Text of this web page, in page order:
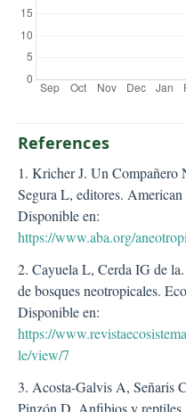
References
1. Kricher J. Un Compañero
Segura L, editores.
Disponible en:
https://www.aba.org/
2. Cayuela L, Cerda IG de
de bosques neotropicales.
Disponible en:
https://
le/view/7
3. Acosta-Galvis A, Señaris
Pinzón D. Anfibios y